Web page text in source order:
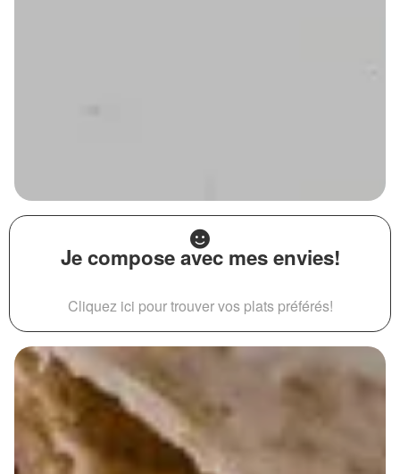
Je compose avec mes envies!
Cliquez ici pour trouver vos plats préférés!